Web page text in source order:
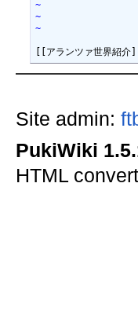
~
~
~
Site admin:
PukiWiki
HTML